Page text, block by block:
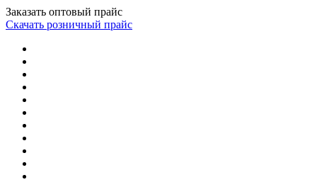
Заказать оптовый прайс
Скачать розничный прайс